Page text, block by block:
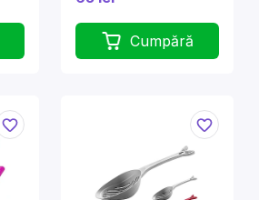
Cumpără